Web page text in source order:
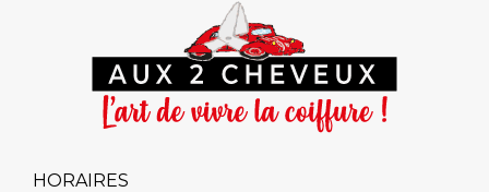
HORAIRES